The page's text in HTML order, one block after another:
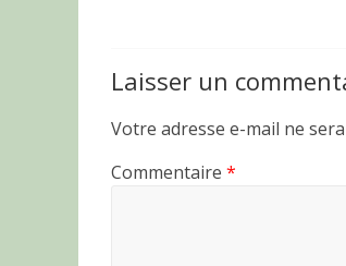
Laisser un
Votre adresse e-mail ne
Commentaire *